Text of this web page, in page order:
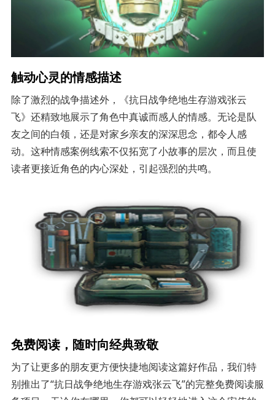
触动心灵的情感描述
除了激烈的战争描述外，《抗日战争绝地生存游戏张云
飞》还精致地展示了角色中真诚而感人的情感。无论是队
友之间的白领，还是对家乡亲友的深深思念，都令人感
动。这种情感案例线索不仅拓宽了小故事的层次，而且使
读者更接近角色的内心深处，引起强烈的共鸣。
免费阅读，随时向经典致敬
为了让更多的朋友更方便快捷地阅读这篇好作品，我们特
别推出了“抗日战争绝地生存游戏张云飞”的完整免费阅读服